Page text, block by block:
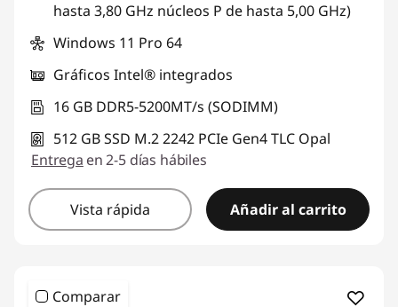
hasta 3,80 GHz núcleos P de hasta 5,00 GHz)
Windows 11 Pro 64
Gráficos Intel® integrados
16 GB DDR5-5200MT/s (SODIMM)
512 GB SSD M.2 2242 PCIe Gen4 TLC Opal
Entrega en 2-5 días hábiles
Vista rápida Añadir al carrito
Comparar